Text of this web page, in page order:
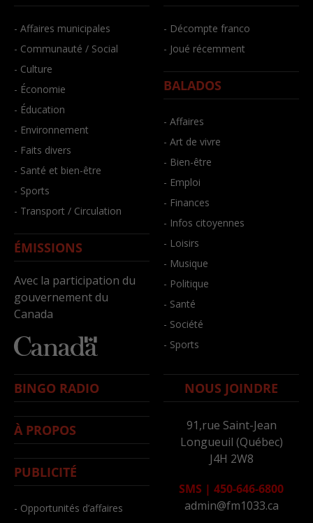
- Affaires municipales
- Communauté / Social
- Culture
- Économie
- Éducation
- Environnement
- Faits divers
- Santé et bien-être
- Sports
- Transport / Circulation
ÉMISSIONS
Avec la participation du
gouvernement du
Canada
- Décompte franco
- Joué récemment
BALADOS
- Affaires
- Art de vivre
- Bien-être
- Emploi
- Finances
- Infos citoyennes
- Loisirs
- Musique
- Politique
- Santé
- Société
- Sports
BINGO RADIO
À PROPOS
PUBLICITÉ
- Opportunités d’affaires
NOUS JOINDRE
91,rue Saint-Jean
Longueuil (Québec)
J4H 2W8
SMS | 450-646-6800
admin@fm1033.ca